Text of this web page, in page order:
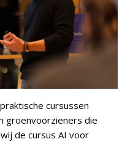
cursussen
groenvoorzieners die
de cursus AI voor